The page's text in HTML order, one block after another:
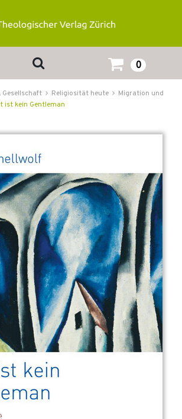
0
Gesellschaft Religiosität heute
Migration und
ist kein Gentleman